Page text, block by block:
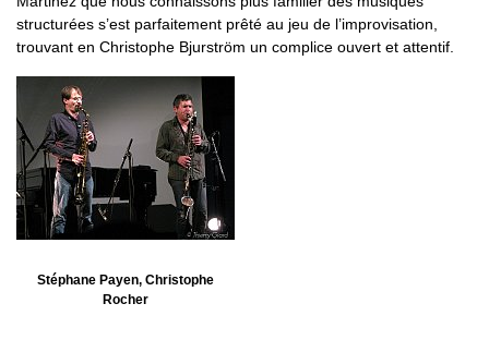
structurées s’est parfaitement prêté au jeu de l’improvisation,
trouvant en Christophe Bjurström un complice ouvert et attentif.
Stéphane Payen, Christophe
Rocher